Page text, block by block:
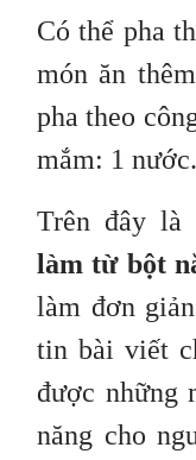
Có thể pha
món ăn
pha theo
mắm: 1 nước.
Trên đây là
làm từ bột
làm đơn
tin bài viết
được những
năng cho